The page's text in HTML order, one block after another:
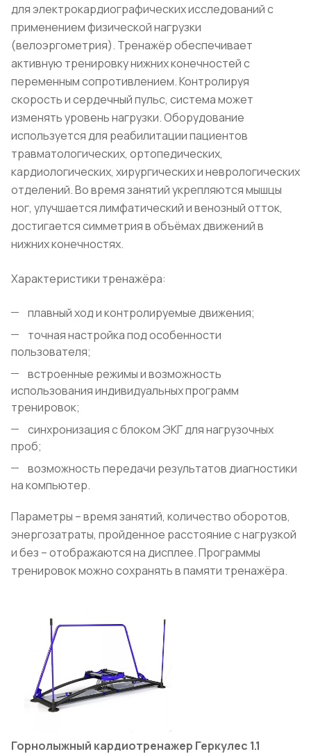
для электрокардиографических исследований с
применением физической нагрузки
(велоэргометрия). Тренажёр обеспечивает
активную тренировку нижних конечностей с
переменным сопротивлением. Контролируя
скорость и сердечный пульс, система может
изменять уровень нагрузки. Оборудование
используется для реабилитации пациентов
травматологических, ортопедических,
кардиологических, хирургических и неврологических
отделений. Во время занятий укрепляются мышцы
ног, улучшается лимфатический и венозный отток,
достигается симметрия в объёмах движений в
нижних конечностях.
Характеристики тренажёра:
плавный ход и контролируемые движения;
точная настройка под особенности
пользователя;
встроенные режимы и возможность
использования индивидуальных программ
тренировок;
синхронизация с блоком ЭКГ для нагрузочных
проб;
возможность передачи результатов диагностики
на компьютер.
Параметры – время занятий, количество оборотов,
энергозатраты, пройденное расстояние с нагрузкой
и без – отображаются на дисплее. Программы
тренировок можно сохранять в памяти тренажёра.
Горнолыжный кардиотренажер Геркулес 1.1